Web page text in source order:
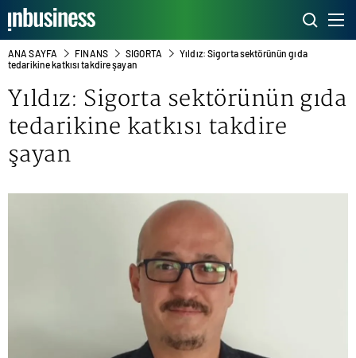
ANA SAYFA FINANS SIGORTA
Yıldız: Sigorta sektörünün gıda
tedarikine katkısı takdire şayan
Yıldız: Sigorta sektörünün gıda
tedarikine katkısı takdire
şayan